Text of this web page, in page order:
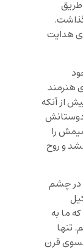
طریق
هدایت
هنرمند
از آنکه
دوستانش
را
و روح
در چشم
ما به
تنها
قرن